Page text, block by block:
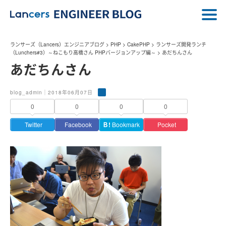
ランサーズ（Lancers）エンジニアブログ > PHP > CakePHP > ランサーズ開発ランチ
（Lunchers#3）～ねこもり高橋さん PHPバージョンアップ編～ > あだちんさん
あだちんさん
blog_admin｜2018年06月07日
0
Twitter
0
Facebook
0
Ｂ! Bookmark
0
Pocket